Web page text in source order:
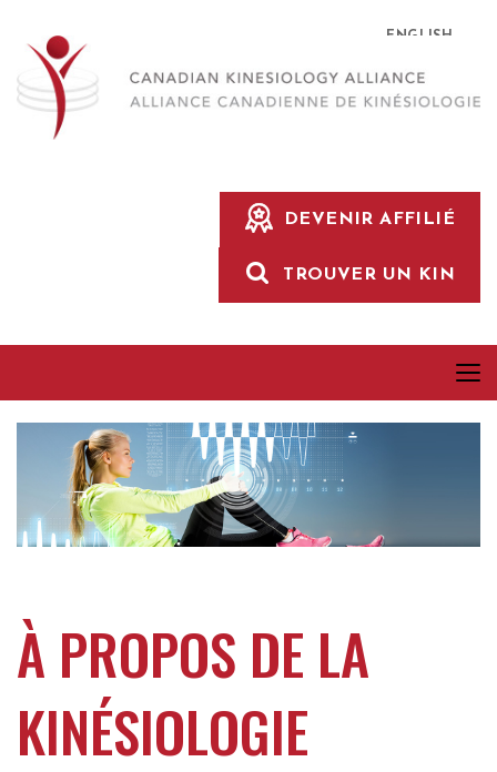
ENGLISH
DEVENIR AFFILIÉ
TROUVER UN KIN
À PROPOS DE LA
KINÉSIOLOGIE